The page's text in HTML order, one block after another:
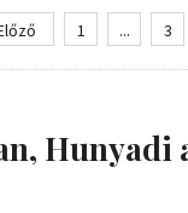
1 ... 3
Hunyadi